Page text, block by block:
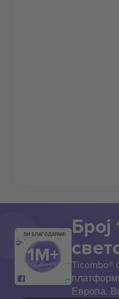
ВИ БЛАГОДАРАМ!
Ticombo®
Европа.